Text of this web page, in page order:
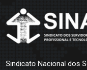
Sindicato Nacional dos